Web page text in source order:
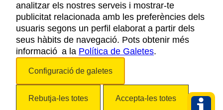
AVÍS LEGAL
POLÍTICA DE PRIVACITAT
COOKIES
ACCESSIBILITAT
analitzar els nostres serveis i mostrar-te
publicitat relacionada amb les preferències dels
usuaris segons un perfil elaborat a partir dels
seus hàbits de navegació. Pots obtenir més
informació a la Política de Galetes.
Configuració de galetes
Rebutja-les totes Accepta-les totes